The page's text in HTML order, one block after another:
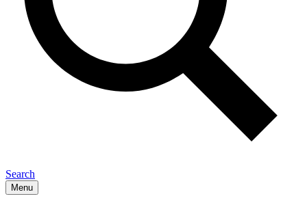
Search
Menu